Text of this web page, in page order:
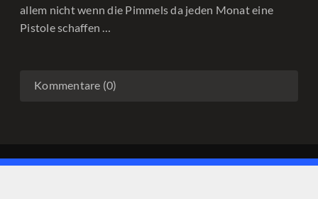
allem nicht wenn die Pimmels da jeden Monat eine
Pistole schaffen …
Kommentare (0)